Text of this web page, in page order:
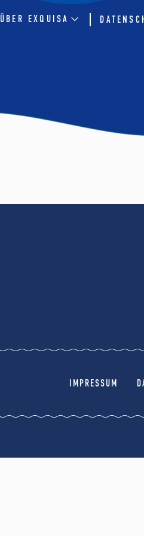
ÜBER EXQUISA
IMPRESSUM